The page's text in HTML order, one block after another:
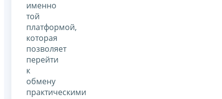
именно
той
платформой,
которая
позволяет
перейти
к
обмену
практическими